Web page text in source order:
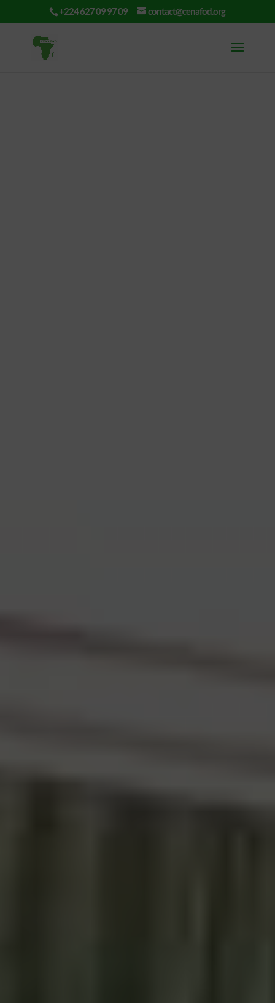
+224 627 09 97 09 contact@cenafod.org